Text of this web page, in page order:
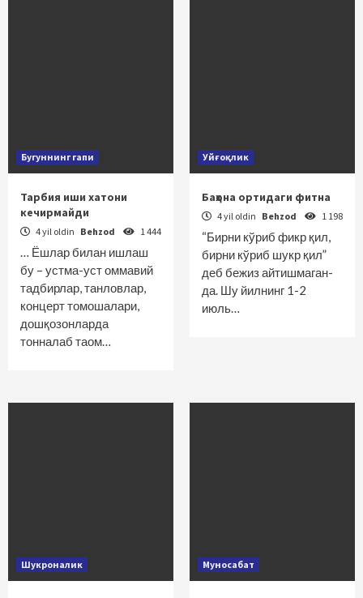
Бугуннинг гапи
Тарбия иши хатони
кечирмайди
4 yil oldin Behzod 1 444
… Ёшлар билан ишлаш
бу – устма-уст оммавий
тадбирлар, танловлар,
концерт томошалари,
дош­қозонларда
тонналаб таом…
Уйғоқлик
Баҳона ортидаги фитна
4 yil oldin Behzod 1 198
“Бирни кўриб фикр қил,
бирни кўриб шукр қил”
деб бежиз айтишмаган-
да. Шу йилнинг 1-2
июль…
Шукроналик Муносабат